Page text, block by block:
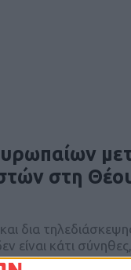
στη
δια
είναι κάτι
υπουργοί